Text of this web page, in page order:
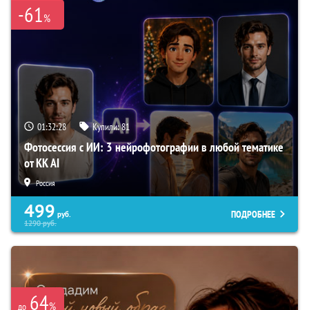
-61%
01:32:27 Купили:81
Фотосессия с ИИ: 3 нейрофотографии в любой тематике
от KK AI
Россия
499 руб.
1290руб.
ПОДРОБНЕЕ
до 64%